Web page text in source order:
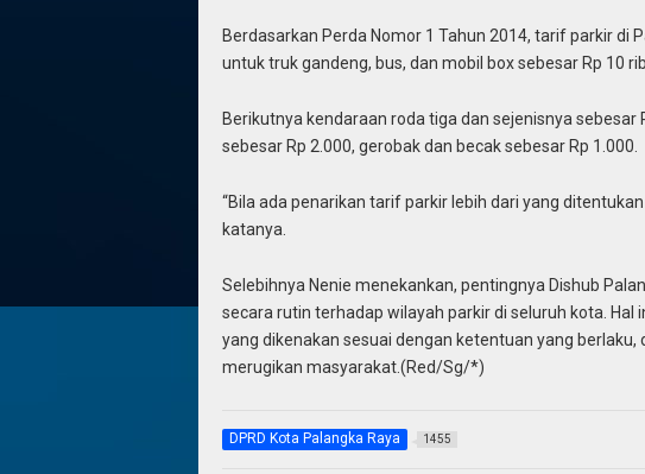
Berdasarkan Perda Nomor 1 Tahun 2014, tarif parkir di
untuk truk gandeng, bus, dan mobil box sebesar Rp 10
Berikutnya kendaraan roda tiga dan sejenisnya sebesar
sebesar Rp 2.000, gerobak dan becak sebesar Rp 1.000.
“Bila ada penarikan tarif parkir lebih dari yang
katanya.
Selebihnya Nenie menekankan, pentingnya Dishub
secara rutin terhadap wilayah parkir di seluruh kota.
yang dikenakan sesuai dengan ketentuan yang berlaku,
merugikan masyarakat.(Red/Sg/*)
DPRD Kota Palangka Raya 1455